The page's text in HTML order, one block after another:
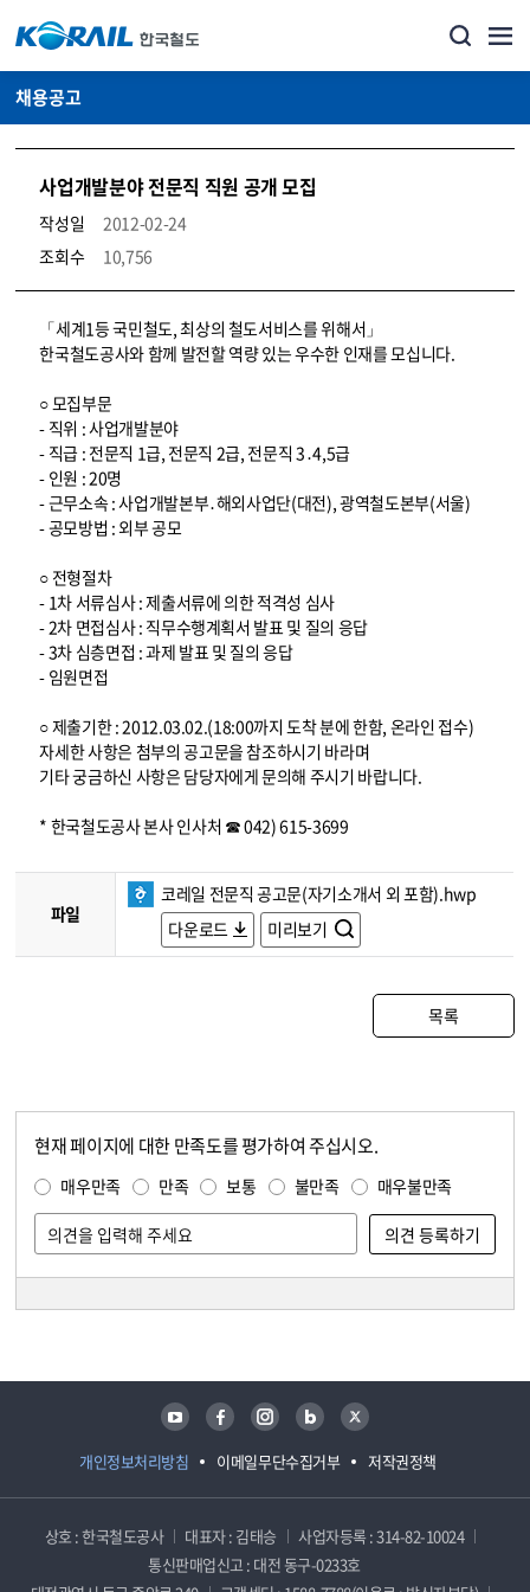
채용공고
사업개발분야 전문직 직원 공개 모집
작성일
2012-02-24
조회수
10,756
코레일소개_경영공시_채용공고 상세보기 – 내용, 파일, 담당자 연락처로 구성
「세계1등 국민철도, 최상의 철도서비스를 위해서」
한국철도공사와 함께 발전할 역량 있는 우수한 인재를 모십니다.
○ 모집부문
- 직위 : 사업개발분야
- 직급 : 전문직 1급, 전문직 2급, 전문직 3․4,5급
- 인원 : 20명
- 근무소속 : 사업개발본부․해외사업단(대전), 광역철도본부(서울)
- 공모방법 : 외부 공모
○ 전형절차
- 1차 서류심사 : 제출서류에 의한 적격성 심사
- 2차 면접심사 : 직무수행계획서 발표 및 질의 응답
- 3차 심층면접 : 과제 발표 및 질의 응답
- 임원면접
○ 제출기한 : 2012.03.02.(18:00까지 도착 분에 한함, 온라인 접수)
자세한 사항은 첨부의 공고문을 참조하시기 바라며
기타 궁금하신 사항은 담당자에게 문의해 주시기 바랍니다.
* 한국철도공사 본사 인사처 ☎ 042) 615-3699
파일
코레일 전문직 공고문(자기소개서 외 포함).hwp
다운로드
미리보기
목록
현재 페이지에 대한 만족도를 평가하여 주십시오.
매우만족 만족 보통 불만족 매우불만족
개인정보처리방침 이메일무단수집거부 저작권정책
유튜브 페이스북 인스타그램 블로그 트위터
상호 : 한국철도공사 대표자 : 김태승
사업자등록 : 314-82-10024
통신판매업신고 : 대전 동구-0233호